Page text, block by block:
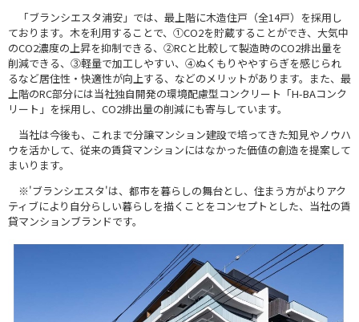
「ブランシエスタ浦安」では、最上階に木造住戸（全14戸）を採用し
ております。木を利用することで、①CO2を貯蔵することができ、大気中
のCO2濃度の上昇を抑制できる、②RCと比較して製造時のCO2排出量を
削減できる、③軽量で加工しやすい、④ぬくもりややすらぎを感じられ
るなど居住性・快適性が向上する、などのメリットがあります。また、最
上階のRC部分には当社独自開発の環境配慮型コンクリート「H-BAコンク
リート」を採用し、CO2排出量の削減にも寄与しています。
当社は今後も、これまで分譲マンション建設で培ってきた知見やノウハ
ウを活かして、従来の賃貸マンションにはなかった価値の創造を提案して
まいります。
※'ブランシエスタ'は、都市を暮らしの舞台とし、住まう方がよりアク
ティブにより自分らしい暮らしを描くことをコンセプトとした、当社の賃
貸マンションブランドです。